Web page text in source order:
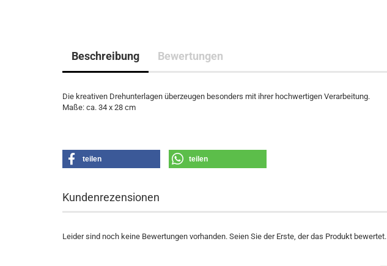
Beschreibung Bewertungen
Die kreativen Drehunterlagen überzeugen besonders mit ihrer hochwertigen Verarbeitung.
Maße: ca. 34 x 28 cm
teilen teilen
Kundenrezensionen
Leider sind noch keine Bewertungen vorhanden. Seien Sie der Erste, der das Produkt bewertet.